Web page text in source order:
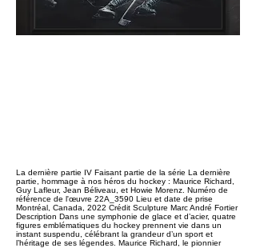
La dernière partie IV Faisant partie de la série La dernière
partie, hommage à nos héros du hockey : Maurice Richard,
Guy Lafleur, Jean Béliveau, et Howie Morenz. Numéro de
référence de l'œuvre 22A_3590 Lieu et date de prise
Montréal, Canada, 2022 Crédit Sculpture Marc André Fortier
Description Dans une symphonie de glace et d’acier, quatre
figures emblématiques du hockey prennent vie dans un
instant suspendu, célébrant la grandeur d’un sport et
l’héritage de ses légendes. Maurice Richard, le pionnier